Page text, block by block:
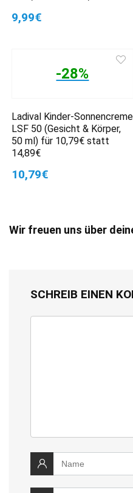
9,99€
-28%
Ladival Kinder-Sonnencreme
LSF 50 (Gesicht & Körper,
50 ml) für 10,79€ statt
14,89€
10,79€
Wir freuen uns über
SCHREIB EINEN